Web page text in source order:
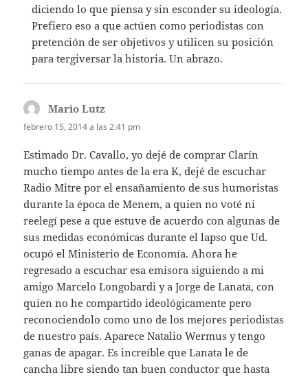
diciendo lo que piensa y sin esconder su ideología.
Prefiero eso a que actúen como periodistas con
pretención de ser objetivos y utilicen su posición
para tergiversar la historia. Un abrazo.
Mario Lutz
febrero 15, 2014 a las 2:41 pm
Estimado Dr. Cavallo, yo dejé de comprar Clarín
mucho tiempo antes de la era K, dejé de escuchar
Radio Mitre por el ensañamiento de sus humoristas
durante la época de Menem, a quien no voté ni
reelegí pese a que estuve de acuerdo con algunas de
sus medidas económicas durante el lapso que Ud.
ocupó el Ministerio de Economía. Ahora he
regresado a escuchar esa emisora siguiendo a mi
amigo Marcelo Longobardi y a Jorge de Lanata, con
quien no he compartido ideológicamente pero
reconociendolo como uno de los mejores periodistas
de nuestro país. Aparece Natalio Wermus y tengo
ganas de apagar. Es increíble que Lanata le de
cancha libre siendo tan buen conductor que hasta